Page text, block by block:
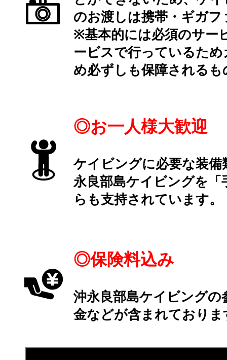
のお渡しは携帯・ギガ
※基本的には必須のサー
ービスで行っているた
め必ずしも保障される
◎お一人様大歓迎
ケイビングに必要な装
永良部島ケイビングを
らも支持されています。
◎保険料込み
沖永良部島ケイビングの
金などが含まれておりま